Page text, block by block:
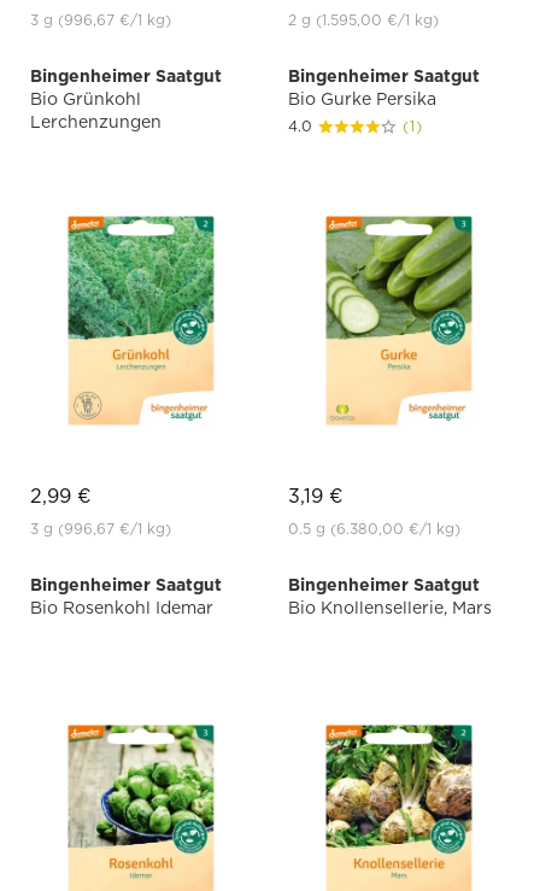
3 g (996,67 €/1 kg) 2 g (1.595,00 €/1 kg)
Bingenheimer Saatgut
Bio Grünkohl
Lerchenzungen
2,99 €
3 g (996,67 €/1 kg)
Bingenheimer Saatgut
Bio Gurke Persika
4.0 (1)
3,19 €
0.5 g (6.380,00 €/1 kg)
Bingenheimer Saatgut
Bio Rosenkohl Idemar
Bingenheimer Saatgut
Bio Knollensellerie, Mars